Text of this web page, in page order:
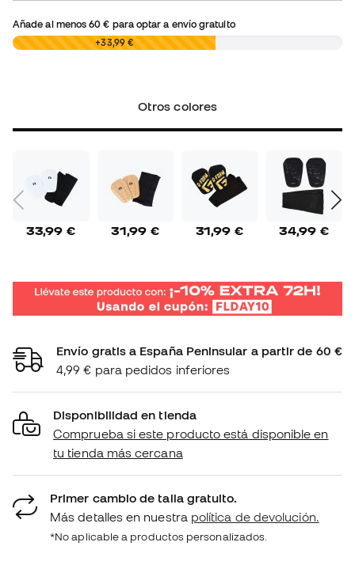
Añade al menos60 € para optar a envío gratuito
0,00 € +33,99 €
Otros colores
33,99 € 31,99 € 31,99 € 34,99 €
Envío gratis a España Peninsular a partir de 60 €
4,99 € para pedidos inferiores
Disponibilidad en tienda
Comprueba si este producto está disponible en
tu tienda más cercana
Primer cambio de talla gratuito.
Más detalles en nuestra política de devolución.
*No aplicable a productos personalizados.